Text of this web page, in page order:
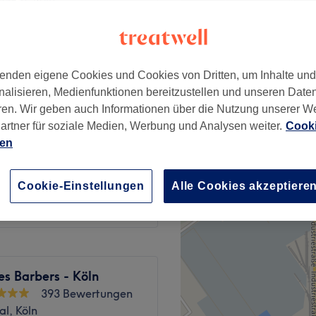
ab1 €
Spare bis zu 50%
ab1,50 €
22 €
Barbers - Köln
393 Bewertungen
Köln
eigene Cookies und Cookies von Dritten, um Inhalte
Medienfunktionen bereitzustellen und unseren
Wir geben auch Informationen über die Nutzung unserer
für soziale Medien, Werbung und Analysen weiter.
Cookie-Einstellungen Alle Cookies